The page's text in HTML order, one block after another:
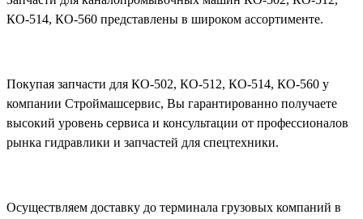
КО-514, КО-560 представлены в широком ассортименте.
Покупая запчасти для КО-502, КО-512, КО-514, КО-560 у
компании Строймашсервис, Вы гарантированно получаете
высокий уровень сервиса и консультации от профессионалов
рынка гидравлики и запчастей для спецтехники.
Осуществляем доставку до терминала грузовых компаний в